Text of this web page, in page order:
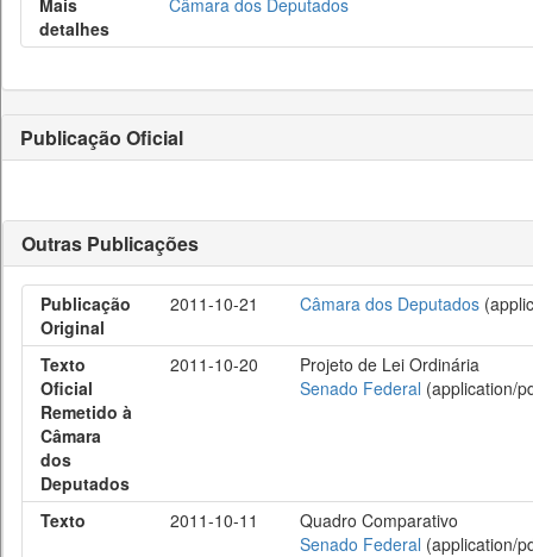
Mais
detalhes
Câmara dos Deputados
Publicação Oficial
Outras Publicações
Publicação
Original
2011-10-21 Câmara dos Deputados
Texto
Oficial
Remetido à
Câmara
dos
Deputados
2011-10-20
Projeto de Lei Ordinária
Senado Federal (application/
Texto 2011-10-11
Quadro Comparativo
Senado Federal (application/